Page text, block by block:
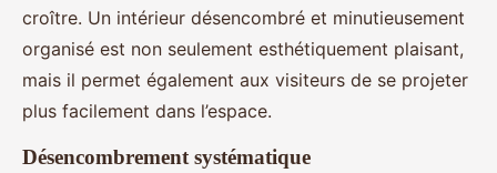
croître. Un intérieur désencombré et minutieusement
organisé est non seulement esthétiquement plaisant,
mais il permet également aux visiteurs de se projeter
plus facilement dans l’espace.
Désencombrement systématique